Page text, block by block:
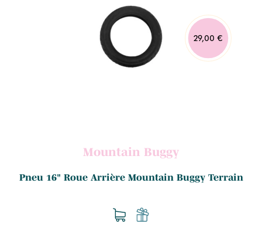
29,00 €
Mountain Buggy
Pneu 16" Roue Arrière Mountain Buggy Terrain